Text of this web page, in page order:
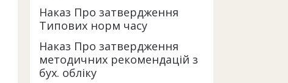
Наказ Про затвердження
Типових норм часу
Наказ Про затвердження
методичних рекомендацій з
бух. обліку